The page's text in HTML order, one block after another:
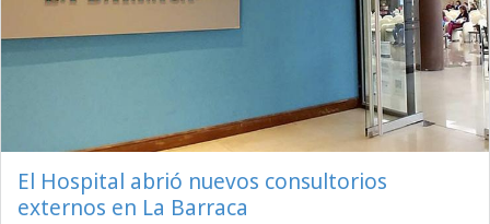
El Hospital abrió nuevos consultorios
externos en La Barraca